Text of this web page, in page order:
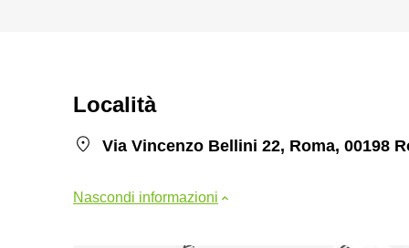
Località
Via Vincenzo Bellini 22, Roma, 00198
Nascondi informazioni